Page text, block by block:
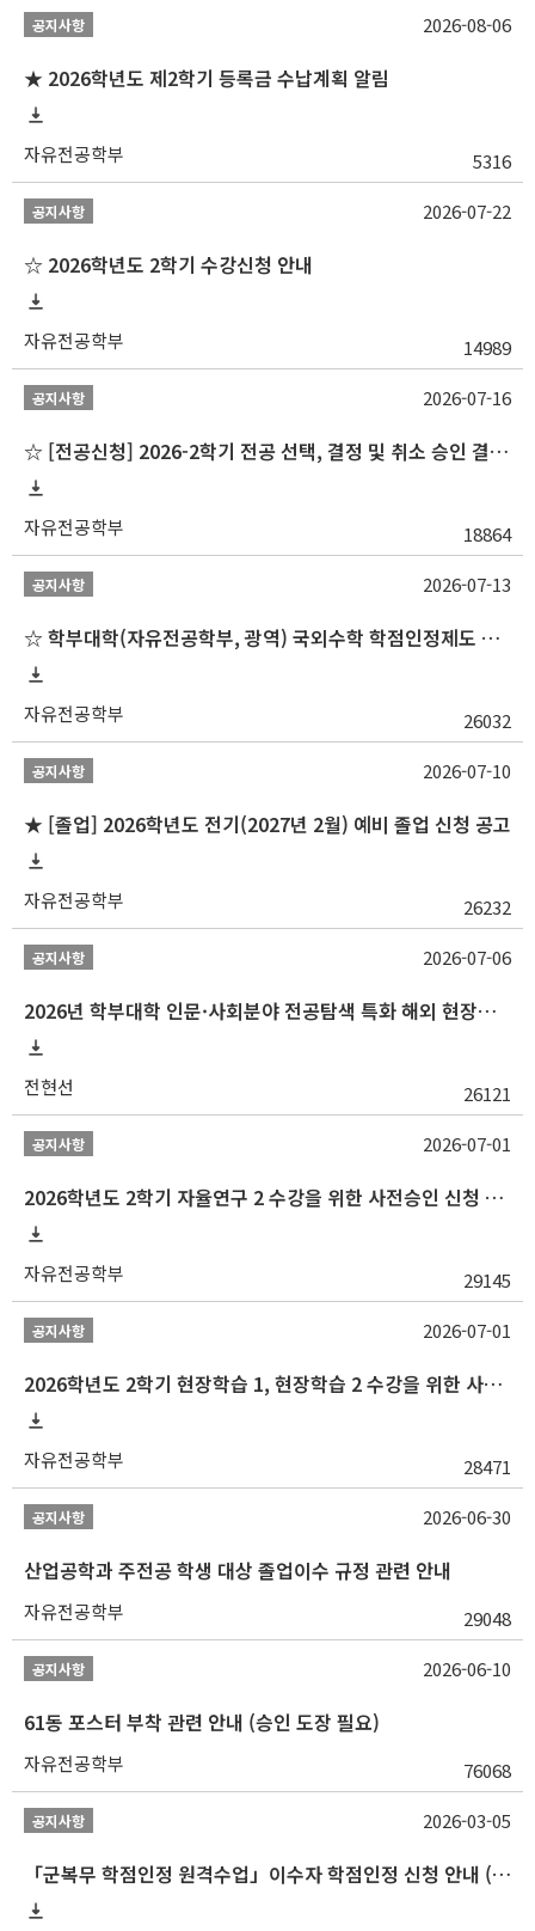
공지사항
★ 2026학년도 제2학기 등록금 수납계획 알림
자유전공학부 5316
2026-08-06
공지사항
☆ 2026학년도 2학기 수강신청 안내
자유전공학부 14989
2026-07-22
공지사항
☆ [전공신청] 2026-2학기 전공 선택, 결정 및 취소 승인 결과 알림(심화전공 포함)
자유전공학부 18864
2026-07-16
공지사항
☆ 학부대학(자유전공학부, 광역) 국외수학 학점인정제도 변경 안내(2027-1학기 파견학생부터)
자유전공학부 26032
2026-07-13
공지사항
★ [졸업] 2026학년도 전기(2027년 2월) 예비 졸업 신청 공고
자유전공학부 26232
2026-07-10
공지사항
2026년 학부대학 인문·사회분야 전공탐색 특화 해외 현장학습 프로그램(중국) 모집 안내
전현선 26121
2026-07-06
공지사항
2026학년도 2학기 자율연구 2 수강을 위한 사전승인 신청 안내
자유전공학부 29145
2026-07-01
공지사항
2026학년도 2학기 현장학습 1, 현장학습 2 수강을 위한 사전승인 신청 안내
자유전공학부 28471
2026-07-01
공지사항
산업공학과 주전공 학생 대상 졸업이수 규정 관련 안내
자유전공학부 29048
2026-06-30
공지사항
61동 포스터 부착 관련 안내 (승인 도장 필요)
자유전공학부 76068
2026-06-10
공지사항
「군복무 학점인정 원격수업」이수자 학점인정 신청 안내 (2025-2 이전 군복무 원격수업 수강자 필독)
2026-03-05